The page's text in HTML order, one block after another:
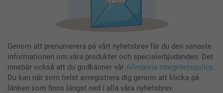
Genom att prenumerera på vårt nyhetsbrev får du den senaste
informationen om våra produkter och specialerbjudanden. Det
innebär också att du godkänner vår Allmänna integritetspolicy.
Du kan när som helst avregistrera dig genom att klicka på
länken som finns längst ned i alla våra nyhetsbrev.